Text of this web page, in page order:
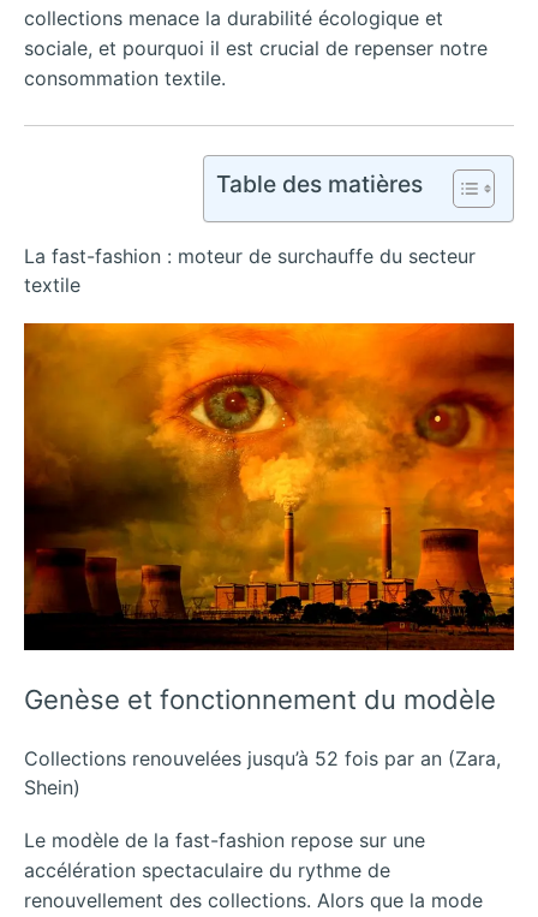
collections menace la durabilité écologique et
sociale, et pourquoi il est crucial de repenser notre
consommation textile.
Table des matières
La fast-fashion : moteur de surchauffe du secteur
textile
Genèse et fonctionnement du modèle
Collections renouvelées jusqu’à 52 fois par an (Zara,
Shein)
Le modèle de la fast-fashion repose sur une
accélération spectaculaire du rythme de
renouvellement des collections. Alors que la mode